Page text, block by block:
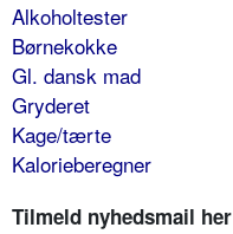
Alkoholtester
Børnekokke
Gl. dansk mad
Gryderet
Kage/tærte
Kalorieberegner
Tilmeld nyhedsmail her